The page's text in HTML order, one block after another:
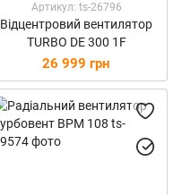
Артикул: ts-26796
Відцентровий вентилятор
TURBO DE 300 1F
26 999 грн